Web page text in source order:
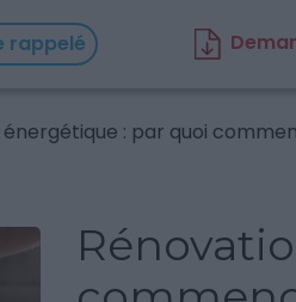
rappelé D
énergétique : par quoi